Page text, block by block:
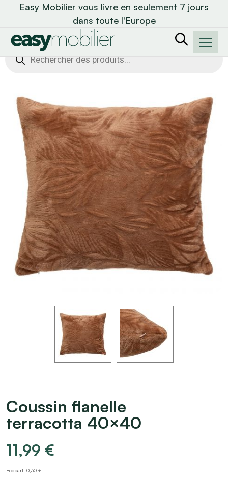
Easy Mobilier vous livre en seulement 7 jours
dans toute l'Europe
Recherche
de
Coussin flanelle
terracotta 40×40
11,99 €
Ecopart: 0,30 €